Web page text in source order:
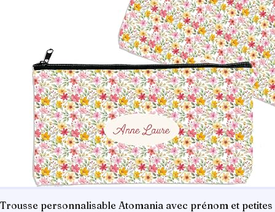
Trousse personnalisable Atomania avec prénom et petites